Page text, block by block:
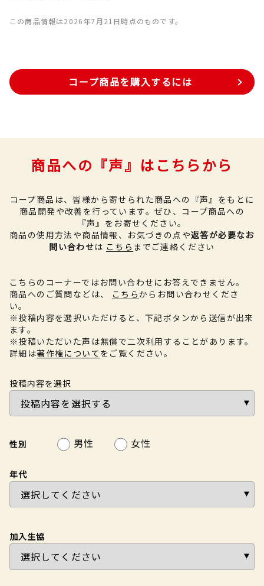
この商品情報は2026年7月21日時点のものです。
コープ商品を購入するには
商品への『声』はこちらから
コープ商品は、皆様から寄せられた商品への『声』をもとに
商品開発や改善を行っています。 ぜひ、コープ商品への
『声』をお寄せください。
商品の使用方法や商品情報、お気づきの点や返答が必要なお
問い合わせは こちら までご連絡ください
こちらのコーナーではお問い合わせにお答えできません。
商品へのご質問などは、
こちらからお問い合わせくださ
い。
※投稿内容を選択いただけると、下記ボタンから送信が出来
ます。
※投稿いただいた声は無償で二次利用することがあります。
詳細は著作権について をご覧ください。
投稿内容を選択
性別 男性 女性
年代
加入生協